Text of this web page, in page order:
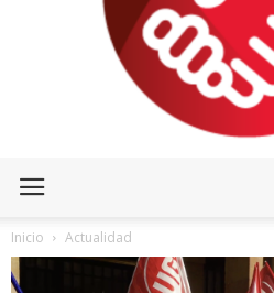
Inicio Actualidad